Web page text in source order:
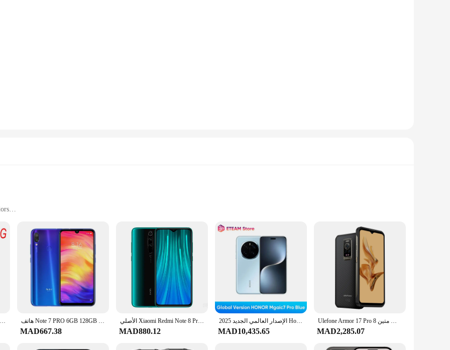
camera capabilities, and long-lasting battery life
charger, earphones, and user manual
exceptional durability and a premium feel. The sleek, modern design is available in a variety of colors, ensuring that there's a model to
go or a casual user, these phones are designed to withstand the rigors of daily use while maintaining their aesthetic appeal.
high-speed processing and seamless connectivity. Stay connected with friends and colleagues through calls, texts, and multimedia
life's moments in stunning clarity, while the long-lasting battery life ensures that you can stay powered up throughout the day.
productivity apps, these phones are engineered to keep up with your demanding lifestyle.
vendor options available, these phones are perfect for businesses looking to stock up on reliable devices for their employees or for
الهواتف المحمولة Xiaomi Redmi 7 الأصلية 4GB 64GB الإصدار العالمي Google Play Android الهاتف الخليوي بصمة الإصبع هدية مجانية هاتف Note 7 PRO 6GB 128GB Xiaomi Redmi الأصلي الذكي Snapdragon 660AIE هاتف محمول يعمل بنظام الأندرويد 48.0MP + 5.0MP كاميرا خلفية هاتف محمول
MAD667.38
الأصلي Xiaomi Redmi Note 8 Pro 6GB 8GB/128GB 4G الهاتف الذكي NFC أندرويد الهواتف المحمولة هاتف محمول ثنائي الشريحة الهاتف المحمول ROM العالمي
MAD880.12
2025 الإصدار العالمي الجديد Honor Magic7 Pro 5G هاتف ذكي Snapdragon 8 Elite 6.8 "120HZ شاشة OLED 100W شحن سريع كاميرا 200MP
MAD10,435.65
Ulefone Armor 17 Pro هاتف متين 8GB + 256GB 6.58 بوصة Android12 للرؤية الليلية كاميرا 108MP Helio G99 4G الإصدار العالمي للهاتف الذكي
MAD2,285.07